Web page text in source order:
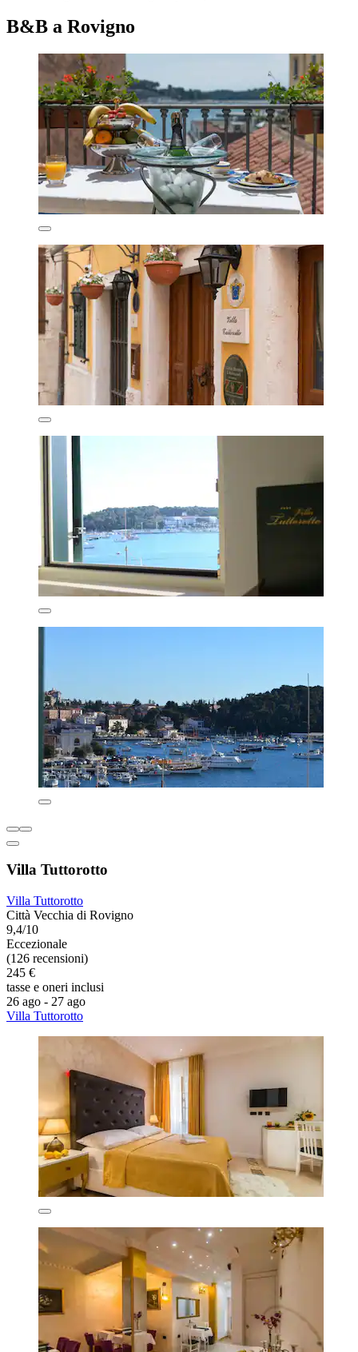
B&B a Rovigno
Villa Tuttorotto
Villa Tuttorotto
Città Vecchia di Rovigno
9,4/10
Eccezionale
(126 recensioni)
245 €
tasse e oneri inclusi
26 ago - 27 ago
Villa Tuttorotto